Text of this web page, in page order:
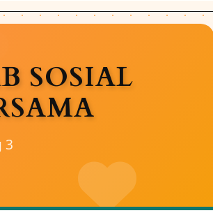
SOSIAL
3